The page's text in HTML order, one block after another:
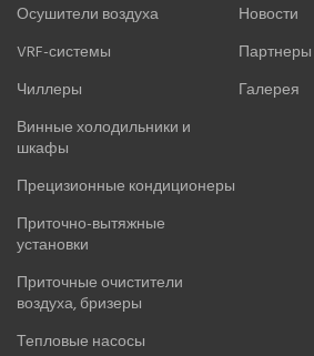
Осушители воздуха
VRF-системы
Чиллеры
Винные холодильники и
шкафы
Прецизионные кондиционеры
Приточно-вытяжные
установки
Приточные очистители
воздуха, бризеры
Тепловые насосы
Новости
Партнеры
Галерея